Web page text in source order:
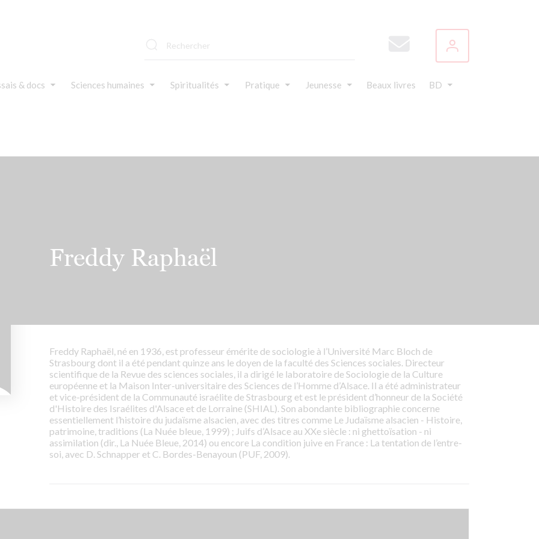
& docs Sciences humaines Spiritualités Pratique Jeunesse Beaux livres BD
Freddy Raphaël
Freddy Raphaël, né en 1936, est professeur émérite de sociologie à l’Université Marc Bloch de
Strasbourg dont il a été pendant quinze ans le doyen de la faculté des Sciences sociales. Directeur
scientifique de la Revue des sciences sociales, il a dirigé le laboratoire de Sociologie de la Culture
européenne et la Maison Inter-universitaire des Sciences de l’Homme d’Alsace. Il a été administrateur
et vice-président de la Communauté israélite de Strasbourg et est le président d’honneur de la Société
d'Histoire des Israélites d'Alsace et de Lorraine (SHIAL). Son abondante bibliographie concerne
essentiellement l’histoire du judaïsme alsacien, avec des titres comme Le Judaïsme alsacien - Histoire,
patrimoine, traditions (La Nuée bleue, 1999) ; Juifs d’Alsace au XXe siècle : ni ghettoïsation - ni
assimilation (dir., La Nuée Bleue, 2014) ou encore La condition juive en France : La tentation de l’entre-
soi, avec D. Schnapper et C. Bordes-Benayoun (PUF, 2009).